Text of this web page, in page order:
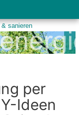
per
Ideen